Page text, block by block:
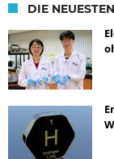
DIE